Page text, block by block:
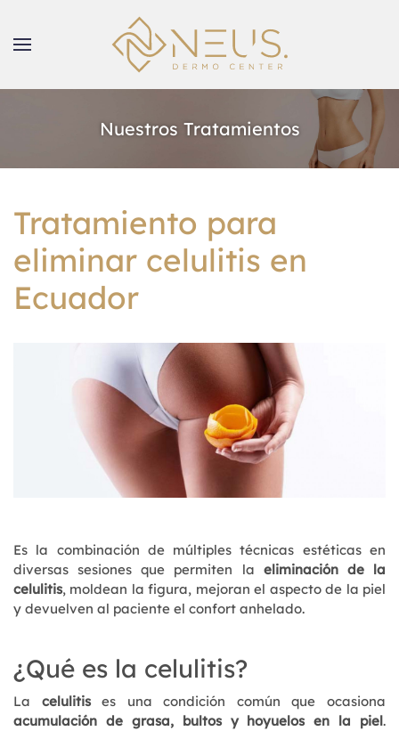
Nuestros Tratamientos
Tratamiento para
eliminar celulitis en
Ecuador
Es la combinación de múltiples técnicas estéticas en
diversas sesiones que permiten la eliminación de la
celulitis, moldean la figura, mejoran el aspecto de la piel
y devuelven al paciente el confort anhelado.
¿Qué es la celulitis?
La celulitises una condición común que ocasiona
acumulación de grasa, bultos y hoyuelos en la piel.